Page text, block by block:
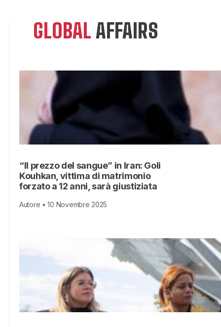
GLOBAL AFFAIRS
“Il prezzo del sangue” in Iran: Goli
Kouhkan, vittima di matrimonio
forzato a 12 anni, sarà giustiziata
Autore • 10 Novembre 2025